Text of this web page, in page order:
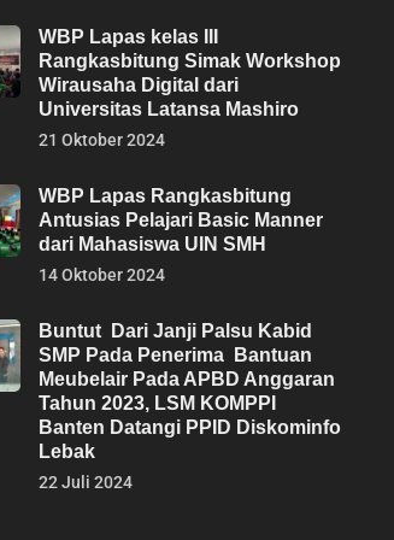
WBP Lapas kelas III
Rangkasbitung Simak Workshop
Wirausaha Digital dari
Universitas Latansa Mashiro
21 Oktober 2024
WBP Lapas Rangkasbitung
Antusias Pelajari Basic Manner
dari Mahasiswa UIN SMH
14 Oktober 2024
Buntut Dari Janji Palsu Kabid
SMP Pada Penerima Bantuan
Meubelair Pada APBD Anggaran
Tahun 2023, LSM KOMPPI
Banten Datangi PPID Diskominfo
Lebak
22 Juli 2024